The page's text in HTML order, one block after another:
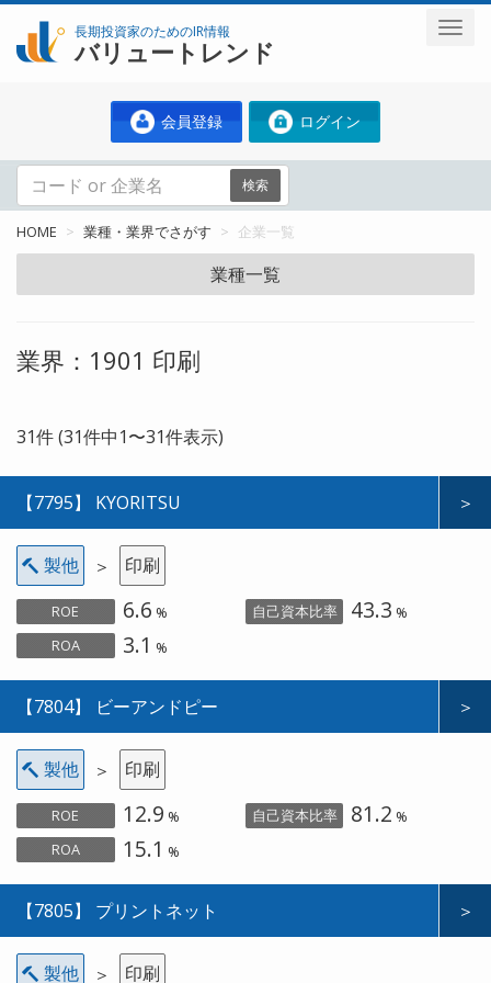
長期投資家のためのIR情報
バリュートレンド
会員登録 ログイン
検索
HOME 業種・業界でさがす 企業一覧
業種一覧
業界：1901 印刷
31件 (31件中1〜31件表示)
＞
【7795】 KYORITSU
製他 ＞ 印刷
ROE 6.6 % 自己資本比率 43.3 %
ROA
3.1 %
＞
【7804】 ビーアンドピー
製他 ＞ 印刷
ROE 12.9 % 自己資本比率 81.2 %
ROA
15.1 %
＞
【7805】 プリントネット
製他 ＞ 印刷